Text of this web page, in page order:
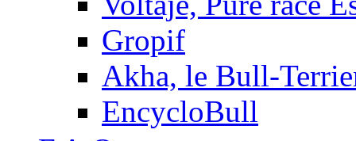
Gropif
Akha, le Bull-
EncycloBull